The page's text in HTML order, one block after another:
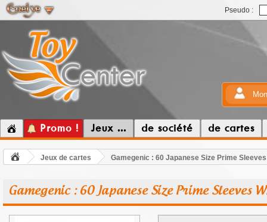
Pseudo :
Promo ! Jeux ... de société de cartes
Jeux de cartes Gamegenic : 60 Japanese Size Prime
Gamegenic : 60 Japanese Size Prime Sleeves